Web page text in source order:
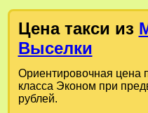
Цена такси из
Выселки
Ориентировочная цена
класса Эконом при
рублей.